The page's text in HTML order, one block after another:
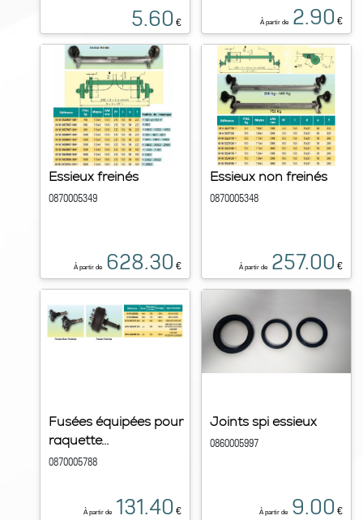
5.60 € À partir de 2.90 €
Essieux freinés
0870005349
À partir de 628.30 €
Essieux non freinés
0870005348
À partir de 257.00 €
Fusées équipées pour
raquette...
0870005788
À partir de 131.40 €
Joints spi essieux
0860005997
À partir de 9.00 €